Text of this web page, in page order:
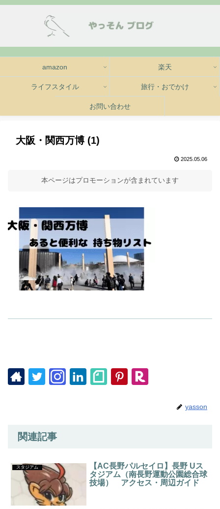
amazon 楽天
ライフスタイル 旅行・おでかけ
お問い合わせ
大阪・関西万博 (1)
2025.05.06
本ページはプロモーションが含まれています
yasson
関連記事
スタジアム
【AC長野パルセイロ】長野 Uス
タジアム（南長野運動公園総合球
技場） アクセス・周辺ガイド